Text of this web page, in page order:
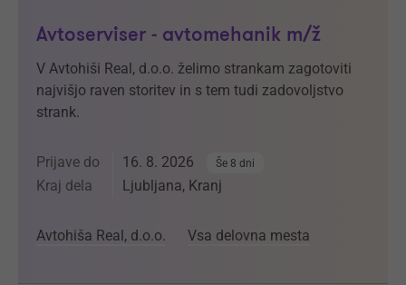
Avtoserviser - avtomehanik m/ž
V Avtohiši Real, d.o.o. želimo strankam zagotoviti
najvišjo raven storitev in s tem tudi zadovoljstvo
strank.
Prijave do 16. 8. 2026 Še 8 dni
Kraj dela Ljubljana, Kranj
Avtohiša Real, d.o.o. Vsa delovna mesta